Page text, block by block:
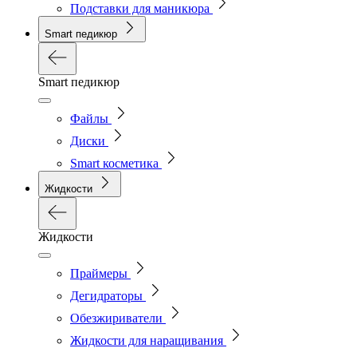
Подставки для маникюра
Smart педикюр
Smart педикюр
Файлы
Диски
Smart косметика
Жидкости
Жидкости
Праймеры
Дегидраторы
Обезжириватели
Жидкости для наращивания